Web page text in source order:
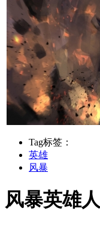
Tag标签：
英雄
风暴
风暴英雄